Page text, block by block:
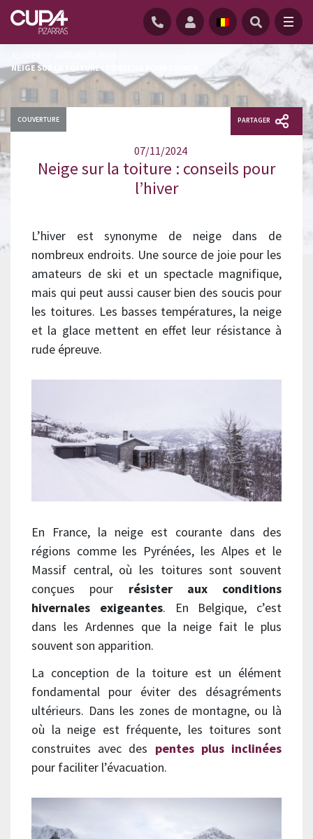
NEIGE SUR LA TOITURE : CONSEILS POUR L’HIVER
COUVERTURE
07/11/2024
PARTAGER
Neige sur la toiture : conseils pour
l’hiver
L’hiver est synonyme de neige dans de
nombreux endroits. Une source de joie pour les
amateurs de ski et un spectacle magnifique,
mais qui peut aussi causer bien des soucis pour
les toitures. Les basses températures, la neige
et la glace mettent en effet leur résistance à
rude épreuve.
En France, la neige est courante dans des
régions comme les Pyrénées, les Alpes et le
Massif central, où les toitures sont souvent
conçues pour résister aux conditions
hivernales exigeantes. En Belgique, c’est
dans les Ardennes que la neige fait le plus
souvent son apparition.
La conception de la toiture est un élément
fondamental pour éviter des désagréments
ultérieurs. Dans les zones de montagne, ou là
où la neige est fréquente, les toitures sont
construites avec des pentes plus inclinées
pour faciliter l’évacuation.